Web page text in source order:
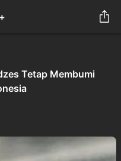
Tetap Membumi